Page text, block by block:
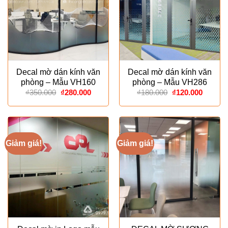
Decal mờ dán kính văn
phòng – Mẫu VH160
₫350.000 Giá
là:
₫350.000.
₫280.000Giá
tại
là:
₫280.000.
Decal mờ dán kính văn
phòng – Mẫu VH286
₫180.000 Giá
là:
₫180.000.
₫120.000Giá
tại
là:
Giảm giá! Giảm giá!